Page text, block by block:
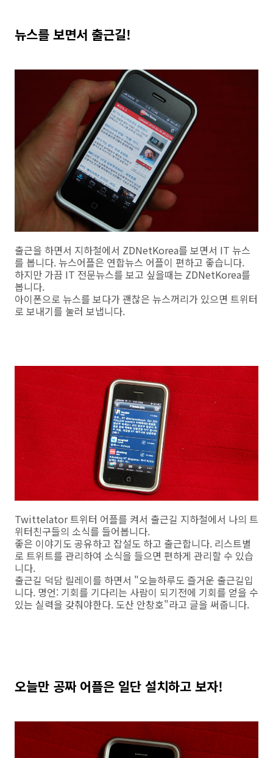
뉴스를 보면서 출근길!
출근을 하면서 지하철에서 ZDNetKorea를 보면서 IT 뉴스
를 봅니다. 뉴스어플은 연합뉴스 어플이 편하고 좋습니다.
하지만 가끔 IT 전문뉴스를 보고 싶을때는 ZDNetKorea를
봅니다.
아이폰으로 뉴스를 보다가 괜찮은 뉴스꺼리가 있으면 트위터
로 보내기를 눌러 보냅니다.
Twittelator 트위터 어플를 켜서 출근길 지하철에서 나의 트
위터친구들의 소식를 들어봅니다.
좋은 이야기도 공유하고 잡설도 하고 출근합니다. 리스트별
로 트위트를 관리하여 소식을 들으면 편하게 관리할 수 있습
니다.
출근길 덕담 릴레이를 하면서 "오늘하루도 즐거운 출근길입
니다. 명언: 기회를 기다리는 사람이 되기전에 기회를 얻을 수
있는 실력을 갖춰야한다. 도산 안창호"라고 글을 써줍니다.
오늘만 공짜 어플은 일단 설치하고 보자!